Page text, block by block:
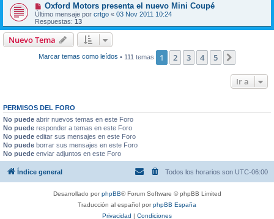
Oxford Motors presenta el nuevo Mini Coupé
Último mensaje por crtgo « 03 Nov 2011 10:24
Respuestas: 13
Nuevo Tema
Marcar temas como leídos • 111 temas 1 2 3 4 5
Ir a
PERMISOS DEL FORO
No puede abrir nuevos temas en este Foro
No puede responder a temas en este Foro
No puede editar sus mensajes en este Foro
No puede borrar sus mensajes en este Foro
No puede enviar adjuntos en este Foro
Índice general Todos los horarios son UTC-06:00
Desarrollado porphpBB® Forum Software © phpBB Limited
Traducción al español porphpBB España
Privacidad | Condiciones